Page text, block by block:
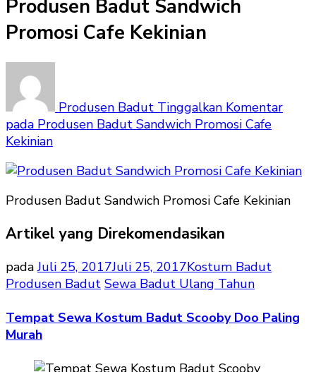
Produsen Badut Sandwich
Promosi Cafe Kekinian
Produsen Badut Tinggalkan Komentar
pada Produsen Badut Sandwich Promosi Cafe
Kekinian
Produsen Badut Sandwich Promosi Cafe Kekinian
Artikel yang Direkomendasikan
padaJuli 25, 2017Juli 25, 2017Kostum Badut
Produsen Badut Sewa Badut Ulang Tahun
Tempat Sewa Kostum Badut Scooby Doo Paling
Murah